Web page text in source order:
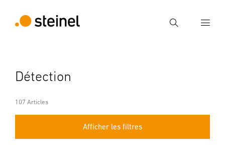
Recherche
Recherche
Détection
107 Articles
Afficher les filtres